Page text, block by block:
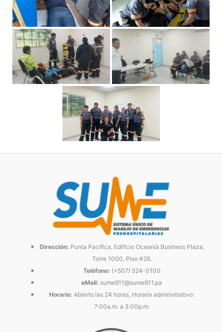
Dirección: Punta Pacífica, Edificio Oceanía Business Plaza,
Torre 1000, Piso #26.
Teléfono: (+507) 524-0100
eMail: sume911@sume911.pa
Horario: Abierto las 24 horas, Horario administrativo:
7:00a.m. a 3:00p.m.